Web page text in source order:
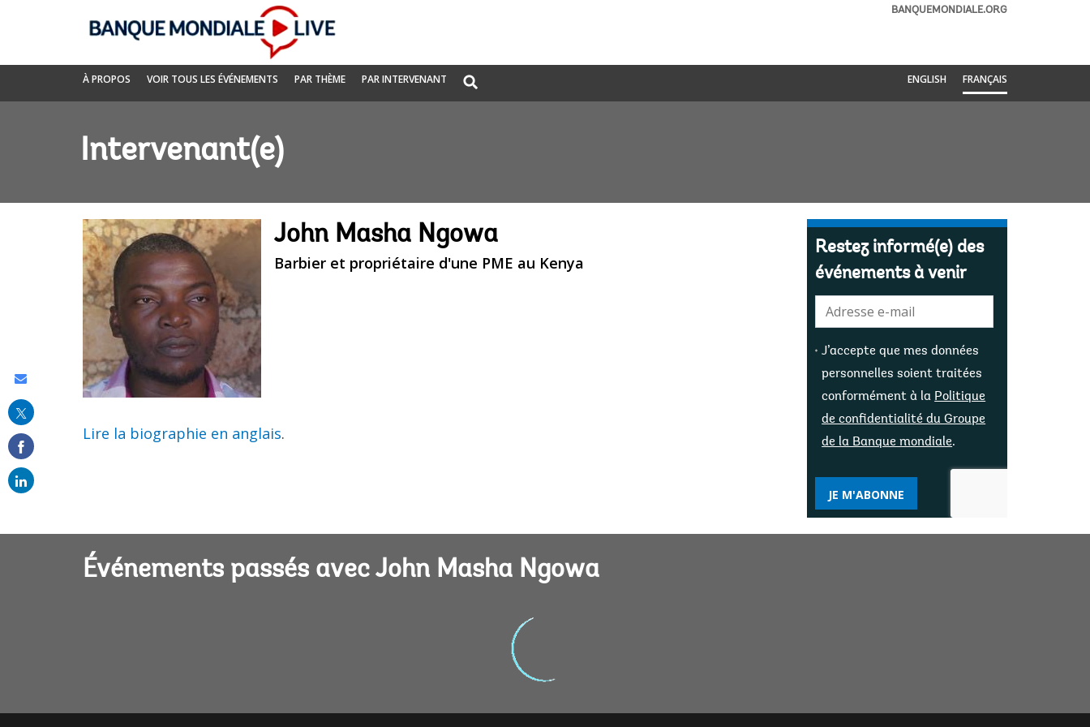
Navigation
Banque
mondiale
BANQUEMONDIALE.ORG
À PROPOS VOIR TOUS LES ÉVÉNEMENTS PAR THÈME PAR INTERVENANT
Global
ENGLISH FRANÇAIS
Intervenant(e)
John Masha Ngowa
Barbier et propriétaire d'une PME au Kenya
Lire la biographie en anglais.
Restez informé(e) des
événements à venir
mail:
J’accepte que mes données
personnelles soient traitées
conformément à la Politique
de confidentialité du Groupe
de la Banque mondiale.
JE M'ABONNE
Événements passés avec John Masha Ngowa
this
email